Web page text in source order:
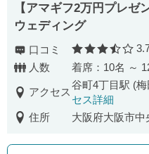
【アマギフ2万円プレゼ
ウェディング
口コミ 口
人数
着席：10名 ～
アクセス
谷町4丁目駅 (
セス詳細
住所
大阪府大阪市中